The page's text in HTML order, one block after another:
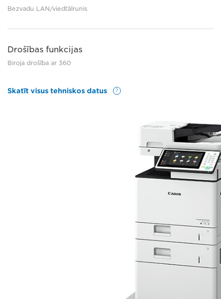
Bezvadu LAN/viedtālrunis
Drošības funkcijas
Biroja drošība ar 360
Skatīt visus tehniskos datus